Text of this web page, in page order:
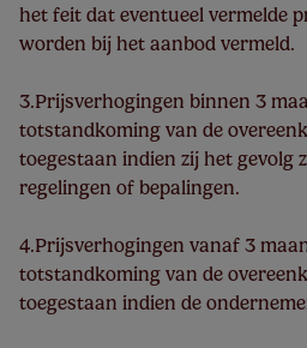
het feit dat eventueel vermelde
worden bij het aanbod vermeld.
3.Prijsverhogingen binnen 3
totstandkoming van de
toegestaan indien zij het gevolg
regelingen of bepalingen.
4.Prijsverhogingen vanaf 3
totstandkoming van de
toegestaan indien de